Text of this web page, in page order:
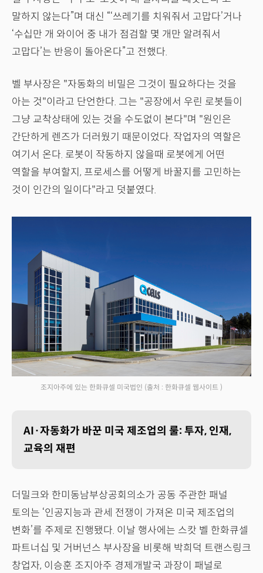
말하지 않는다”며 대신 “‘쓰레기를 치워줘서 고맙다’거나
‘수십만 개 와이어 중 내가 점검할 몇 개만 알려줘서
고맙다’는 반응이 돌아온다”고 전했다.
벨 부사장은 "자동화의 비밀은 그것이 필요하다는 것을
아는 것"이라고 단언한다. 그는 "공장에서 우린 로봇들이
그냥 교착상태에 있는 것을 수도없이 본다"며 "원인은
간단하게 렌즈가 더러웠기 때문이었다. 작업자의 역할은
여기서 온다. 로봇이 작동하지 않을때 로봇에게 어떤
역할을 부여할지, 프로세스를 어떻게 바꿀지를 고민하는
것이 인간의 일이다"라고 덧붙였다.
조지아주에 있는 한화큐셀 미국법인 (출처 : 한화큐셀 웹사이트 )
AI·자동화가 바꾼 미국 제조업의 룰: 투자, 인재,
교육의 재편
더밀크와 한미동남부상공회의소가 공동 주관한 패널
토의는 ‘인공지능과 관세 전쟁이 가져온 미국 제조업의
변화’를 주제로 진행됐다. 이날 행사에는 스캇 벨 한화큐셀
파트너십 및 거버넌스 부사장을 비롯해 박희덕 트랜스링크
창업자, 이승훈 조지아주 경제개발국 과장이 패널로